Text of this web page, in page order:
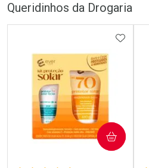
Queridinhos da Drogaria
COMPRAR